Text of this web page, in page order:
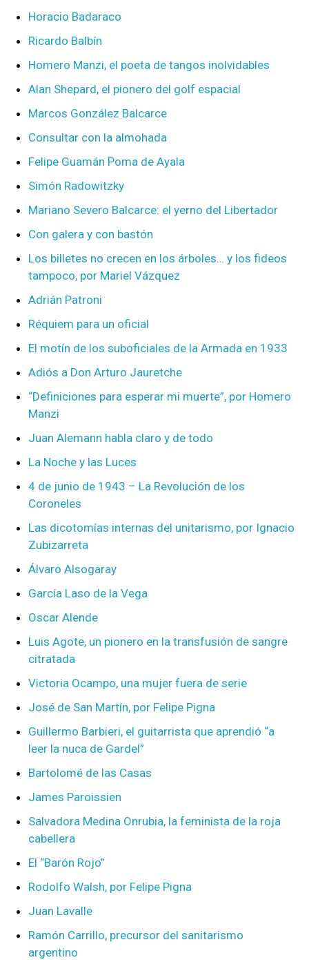
Horacio Badaraco
Ricardo Balbín
Homero Manzi, el poeta de tangos inolvidables
Alan Shepard, el pionero del golf espacial
Marcos González Balcarce
Consultar con la almohada
Felipe Guamán Poma de Ayala
Simón Radowitzky
Mariano Severo Balcarce: el yerno del Libertador
Con galera y con bastón
Los billetes no crecen en los árboles… y los fideos
tampoco, por Mariel Vázquez
Adrián Patroni
Réquiem para un oficial
El motín de los suboficiales de la Armada en 1933
Adiós a Don Arturo Jauretche
“Definiciones para esperar mi muerte”, por Homero
Manzi
Juan Alemann habla claro y de todo
La Noche y las Luces
4 de junio de 1943 – La Revolución de los
Coroneles
Las dicotomías internas del unitarismo, por Ignacio
Zubizarreta
Álvaro Alsogaray
García Laso de la Vega
Oscar Alende
Luis Agote, un pionero en la transfusión de sangre
citratada
Victoria Ocampo, una mujer fuera de serie
José de San Martín, por Felipe Pigna
Guillermo Barbieri, el guitarrista que aprendió “a
leer la nuca de Gardel”
Bartolomé de las Casas
James Paroissien
Salvadora Medina Onrubia, la feminista de la roja
cabellera
El “Barón Rojo”
Rodolfo Walsh, por Felipe Pigna
Juan Lavalle
Ramón Carrillo, precursor del sanitarismo
argentino